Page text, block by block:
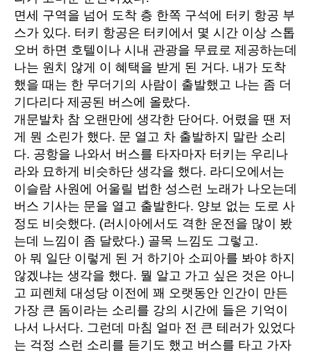
면세 구역을 넘어 도착 층 한쪽 구석에 터키 항공 부
스가 있다. 터키 항공은 터키에서 몇 시간 이상 스톱
오버 하면 호텔이나 시내 관광을 무료로 제공하는데
나는 원치 않게 이 혜택을 받게 된 거다. 내가 도착
했을 때는 한 무더기의 사람이 출발했고 나는 좀 더
기다리다 제공된 버스에 올랐다.
개문발차 참 오랜만에 생각한 단어다. 어렸을 땐 저
게 뭔 소린가 했다. 문 열고 차 출발하지 말란 소리
다. 공항을 나와서 버스를 타자마자 터키는 우리나
라와 묘하게 비슷하단 생각을 했다. 라디오에서는
이슬람 사원에 어울릴 법한 성스런 노래가 나오는데
버스 기사는 문을 열고 출발한다. 양보 없는 도로 사
정도 비슷했다. (러시아에서도 격한 운전을 많이 봤
는데 느낌이 좀 달랐다.) 골목 느낌도 그렇고.
아 뭐 일단 이렇게 된 거 하기아 소피아를 봐야 하지
않겠냐는 생각을 했다. 뭘 알고 가고 싶은 것은 아니
고 피렌체 대성당 이전에 꽤 오랫동안 인간이 만든
가장 큰 돔이라는 소리를 강의 시간에 들은 기억이
나서 나서다. 그런데 마침 얼마 전 큰 테러가 있었다
는 걱정 스런 소리를 듣기도 했고 버스를 타고 가자